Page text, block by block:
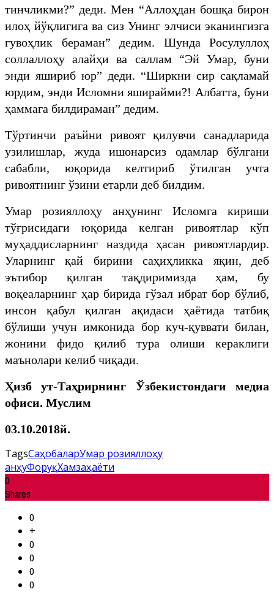
тинчликми?” деди. Мен “Аллоҳдан бошқа бирон
илоҳ йўқлигига ва сиз Унинг элчиси эканингизга
гувоҳлик бераман” дедим. Шунда Росулуллоҳ
соллаллоҳу алайҳи ва саллам “Эй Умар, буни
энди яшириб юр” деди. “Ширкни сир сақламай
юрдим, энди Исломни яширайми?! Албатта, буни
ҳаммага билдираман” дедим.
Тўртинчи раъйни ривоят қилувчи санадларида
узилишлар, жуда ишонарсиз одамлар бўлгани
сабабли, юқорида келтириб ўтилган учта
ривоятнинг ўзини етарли деб билдим.
Умар розияллоҳу анҳунинг Исломга кириши
тўғрисидаги юқорида келган ривоятлар кўп
муҳаддисларнинг наздида ҳасан ривоятлардир.
Уларнинг қай бирини саҳиҳликка яқин, деб
эътибор қилган тақдиримизда ҳам, бу
воқеаларнинг ҳар бирида гўзал ибрат бор бўлиб,
инсон қабул қилган ақидаси ҳаётида татбиқ
бўлиши учун имконида бор куч-қуввати билан,
жонини фидо қилиб тура олиши кераклиги
маънолари келиб чиқади.
Ҳизб ут-Таҳрирнинг Ўзбекистондаги медиа
офиси. Муслим
03.10.2018й.
TagsСаҳобаларУмар розияллоҳу
анҳуФоруқХамзаҳаёти
0
Shares
0
+
0
0
0
0